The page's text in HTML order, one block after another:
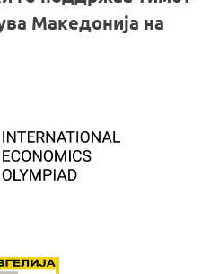
Македонија на